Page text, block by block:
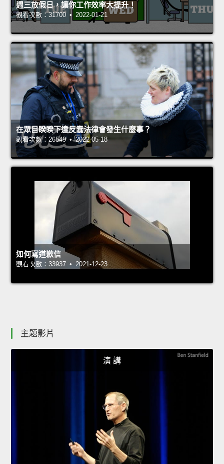
週三放假日，讓你工作效率大提升！
觀看次數：31700 • 2022-01-21
在眾目睽睽下違反蠢法律會發生什麼事？
觀看次數：26549 • 2022-05-18
如何寫道歉信
觀看次數：33937 • 2021-12-23
主題影片
演 講